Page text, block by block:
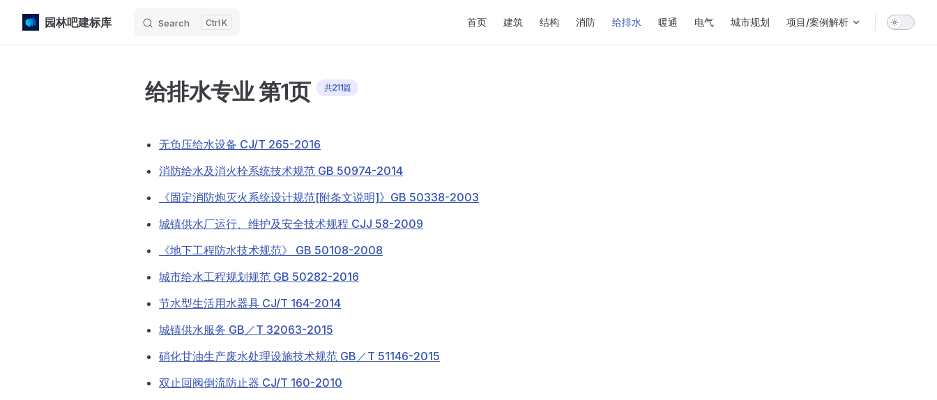
Skip to content
园林吧建标库 Search K 首页 建筑 结构 消防 给排水 暖通 电气 城市规划 项目/案例解析
给排水专业 第1页 共211篇
无负压给水设备 CJ/T 265-2016
消防给水及消火栓系统技术规范 GB 50974-2014
《固定消防炮灭火系统设计规范[附条文说明]》GB 50338-2003
城镇供水厂运行、维护及安全技术规程 CJJ 58-2009
《地下工程防水技术规范》 GB 50108-2008
城市给水工程规划规范 GB 50282-2016
节水型生活用水器具 CJ/T 164-2014
城镇供水服务 GB／T 32063-2015
硝化甘油生产废水处理设施技术规范 GB／T 51146-2015
双止回阀倒流防止器 CJ/T 160-2010